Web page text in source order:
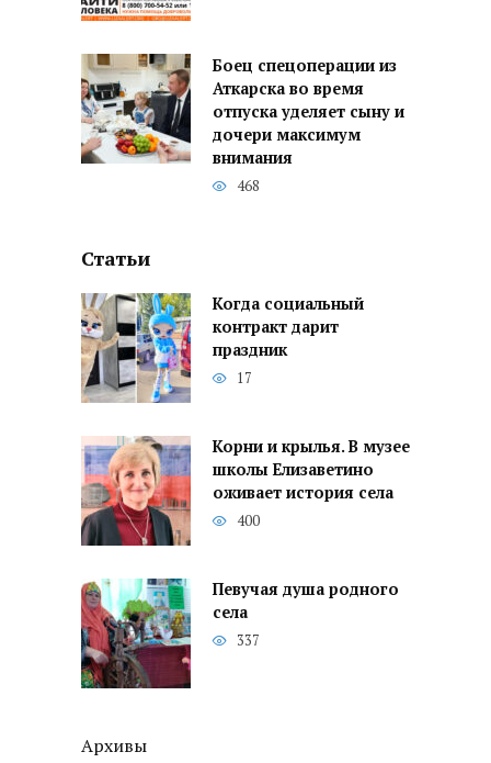
Боец спецоперации из
Аткарска во время
отпуска уделяет сыну и
дочери максимум
внимания
468
Статьи
Когда социальный
контракт дарит
праздник
17
Корни и крылья. В музее
школы Елизаветино
оживает история села
400
Певучая душа родного
села
337
Архивы